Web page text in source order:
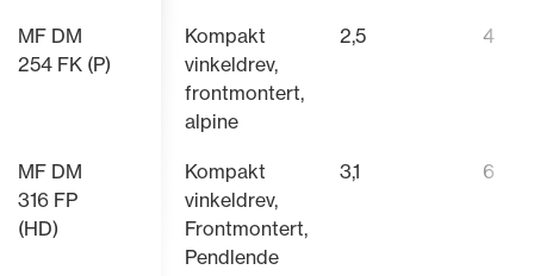
Kompakt
vinkeldrev,
frontmontert,
alpine
2,5 4
Kompakt
vinkeldrev,
Frontmontert,
Pendlende
3,1 6
MF DM
254 FK (P)
MF DM
316 FP
(HD)